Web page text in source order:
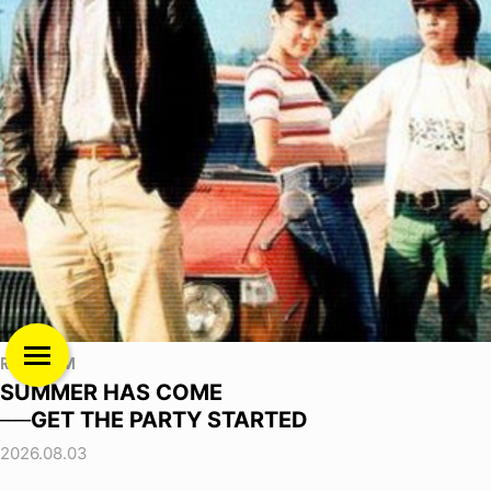
RANDOM
SUMMER HAS COME
──GET THE PARTY STARTED
2026.08.03